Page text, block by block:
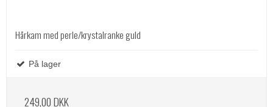
Hårkam med perle/krystalranke guld
På lager
249,00 DKK